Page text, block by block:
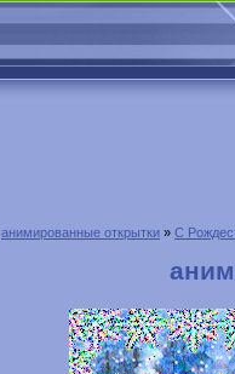
анимированные открытки » С